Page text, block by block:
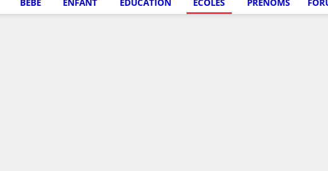
BÉBÉ ENFANT EDUCATION ÉCOLES PRÉNOMS